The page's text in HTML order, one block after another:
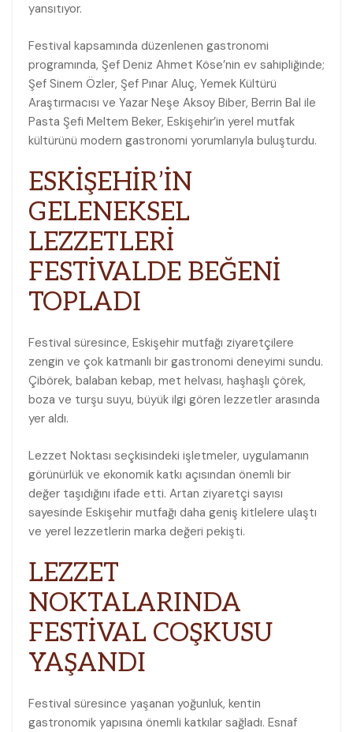
yansıtıyor.
Festival kapsamında düzenlenen gastronomi
programında, Şef Deniz Ahmet Köse’nin ev sahipliğinde;
Şef Sinem Özler, Şef Pınar Aluç, Yemek Kültürü
Araştırmacısı ve Yazar Neşe Aksoy Biber, Berrin Bal ile
Pasta Şefi Meltem Beker, Eskişehir’in yerel mutfak
kültürünü modern gastronomi yorumlarıyla buluşturdu.
ESKİŞEHİR’İN
GELENEKSEL
LEZZETLERİ
FESTİVALDE BEĞENİ
TOPLADI
Festival süresince, Eskişehir mutfağı ziyaretçilere
zengin ve çok katmanlı bir gastronomi deneyimi sundu.
Çibörek, balaban kebap, met helvası, haşhaşlı çörek,
boza ve turşu suyu, büyük ilgi gören lezzetler arasında
yer aldı.
Lezzet Noktası seçkisindeki işletmeler, uygulamanın
görünürlük ve ekonomik katkı açısından önemli bir
değer taşıdığını ifade etti. Artan ziyaretçi sayısı
sayesinde Eskişehir mutfağı daha geniş kitlelere ulaştı
ve yerel lezzetlerin marka değeri pekişti.
LEZZET
NOKTALARINDA
FESTİVAL COŞKUSU
YAŞANDI
Festival süresince yaşanan yoğunluk, kentin
gastronomik yapısına önemli katkılar sağladı. Esnaf